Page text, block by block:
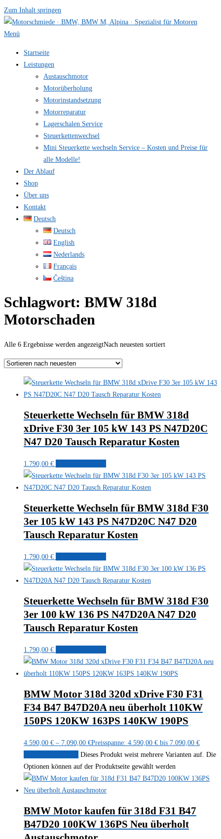
Zum Inhalt springen
Menü
Startseite
Leistungen
Austauschmotor
Motorüberholung
Motorinstandsetzung
Motorreparatur
Lagerschalen Service
Steuerkettenwechsel
Mini Steuer­kette wechseln Service – Kosten und Preise für
alle Modelle!
Der Ablauf
Shop
Über uns
Kontakt
Deutsch
Deutsch
English
Nederlands
Français
Čeština
Schlagwort: BMW 318d
Motorschaden
Alle 6 Ergebnisse werden angezeigtNach neuesten sortiert
Steuerkette Wechseln für BMW 318d
xDrive F30 3er 105 kW 143 PS N47D20C
N47 D20 Tausch Reparatur Kosten
1.790,00 €
Steuerkette Wechseln für BMW 318d F30
3er 105 kW 143 PS N47D20C N47 D20
Tausch Reparatur Kosten
1.790,00 €
Steuerkette Wechseln für BMW 318d F30
3er 100 kW 136 PS N47D20A N47 D20
Tausch Reparatur Kosten
1.790,00 €
BMW Motor 318d 320d xDrive F30 F31
F34 B47 B47D20A neu überholt 110KW
150PS 120KW 163PS 140KW 190PS
4.590,00 € – 7.090,00 €Preisspanne: 4.590,00 € bis 7.090,00 €
Dieses Produkt weist mehrere Varianten auf. Die
Optionen können auf der Produktseite gewählt werden
BMW Motor kaufen für 318d F31 B47
B47D20 100KW 136PS Neu überholt